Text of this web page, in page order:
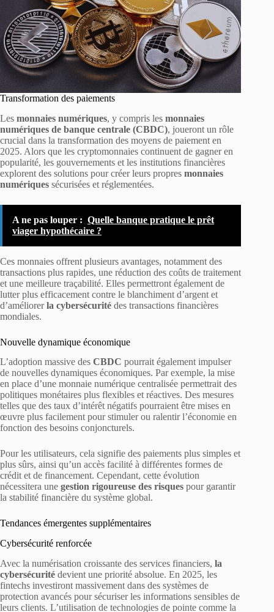
Transformation des paiements
Les monnaies numériques, y compris les monnaies
numériques de banque centrale (CBDC), joueront un rôle
crucial dans la transformation des moyens de paiement en
2025. Alors que les cryptomonnaies continuent de gagner en
popularité, les gouvernements et les institutions financières
explorent des solutions pour créer leurs propres monnaies
numériques sécurisées et réglementées.
A ne pas louper : Quelle banque pratique le prêt
viager hypothécaire ?
Ces monnaies offrent plusieurs avantages, notamment des
transactions plus rapides, une réduction des coûts de traitement
et une meilleure traçabilité. Elles permettront également de
lutter plus efficacement contre le blanchiment d’argent et
d’améliorerla cybersécurité des transactions financières
mondiales.
Nouvelle dynamique économique
L’adoption massive des CBDC pourrait également impulser
de nouvelles dynamiques économiques. Par exemple, la mise
en place d’une monnaie numérique centralisée permettrait des
politiques monétaires plus flexibles et réactives. Des mesures
telles que des taux d’intérêt négatifs pourraient être mises en
œuvre plus facilement pour stimuler ou ralentir l’économie en
fonction des besoins conjoncturels.
Pour les utilisateurs, cela signifie des paiements plus simples et
plus sûrs, ainsi qu’un accès facilité à différentes formes de
crédit et de financement. Cependant, cette évolution
nécessitera une gestion rigoureuse des risques pour garantir
la stabilité financière du système global.
Tendances émergentes supplémentaires
Cybersécurité renforcée
Avec la numérisation croissante des services financiers, la
cybersécurité devient une priorité absolue. En 2025, les
fintechs investiront massivement dans des systèmes de
protection avancés pour sécuriser les informations sensibles de
leurs clients. L’utilisation de technologies de pointe comme la